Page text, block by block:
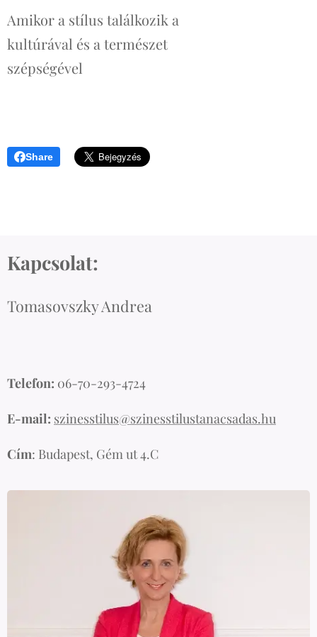
Amikor a stílus találkozik a
kultúrával és a természet
szépségével
Share
Kapcsolat:
Tomasovszky Andrea
Telefon: 06-70-293-4724
E-mail: szinesstilus@szinesstilustanacsadas.hu
Cím: Budapest, Gém ut 4.C